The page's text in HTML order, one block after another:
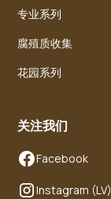
专业系列
腐殖质收集
花园系列
关注我们
Facebook
Instagram (LV)